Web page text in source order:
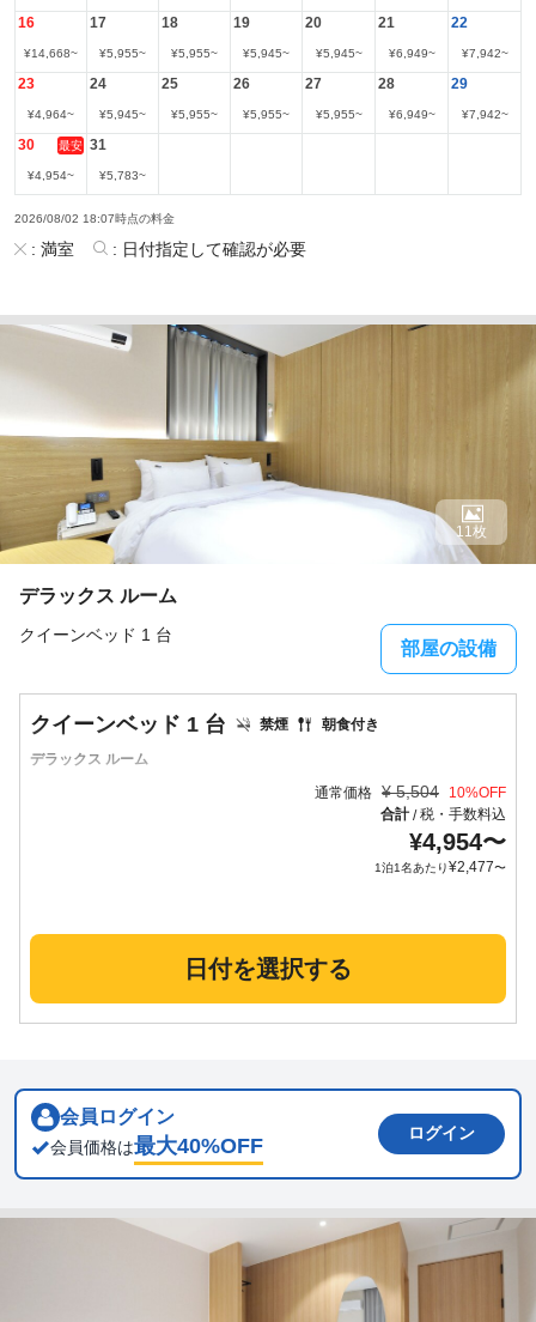
16
¥14,668~
17
¥5,955~
18
¥5,955~
19
¥5,945~
20
¥5,945~
21
¥6,949~
22
¥7,942~
23
¥4,964~
24
¥5,945~
25
¥5,955~
26
¥5,955~
27
¥5,955~
28
¥6,949~
29
¥7,942~
30 最安
¥4,954~
31
¥5,783~
2026/08/02 18:07時点の料金
: 満室 : 日付指定して確認が必要
デラックス ルーム
クイーンベッド 1 台
部屋の設備
11枚
デラックス ルーム
禁煙 朝食付き
クイーンベッド 1 台
通常価格 ¥ 5,504 10%OFF
合計/税・手数料込
¥4,954〜
1泊1名あたり¥2,477〜
日付を選択する
会員ログイン
会員価格は最大40%OFF
ログイン